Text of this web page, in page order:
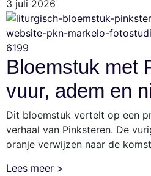
3 juli 2026
Bloemstuk met
vuur, adem en
Dit bloemstuk vertelt op een
verhaal van Pinksteren. De
oranje verwijzen naar de
Lees meer >